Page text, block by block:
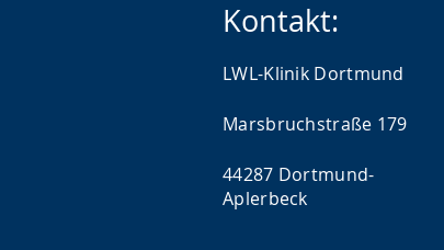
Kontakt:
LWL-Klinik Dortmund
Marsbruchstraße 179
44287 Dortmund-
Aplerbeck